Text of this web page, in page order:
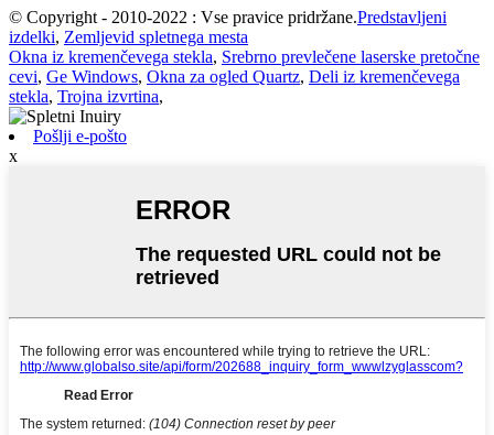
© Copyright - 2010-2022 : Vse pravice pridržane.Predstavljeni
izdelki, Zemljevid spletnega mesta
Okna iz kremenčevega stekla, Srebrno prevlečene laserske pretočne
cevi, Ge Windows, Okna za ogled Quartz, Deli iz kremenčevega
stekla, Trojna izvrtina,
Pošlji e-pošto
x